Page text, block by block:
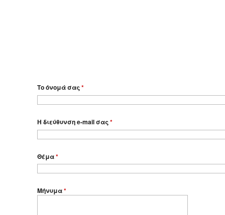
Το όνομά σας*
Η διεύθυνση e-mail σας*
Θέμα*
Μήνυμα*